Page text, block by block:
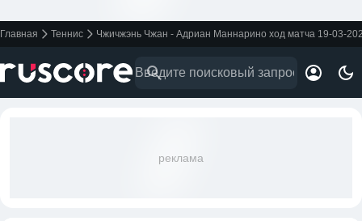
Главная Теннис Чжичжэнь Чжан - Адриан Маннарино ход матча 19-03-
реклама